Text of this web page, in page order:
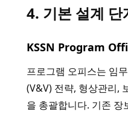
4. 기본 설계 단
KSSN Program
프로그램 오피스는 임
(V&V) 전략, 형상관리,
을 총괄합니다. 기존 장